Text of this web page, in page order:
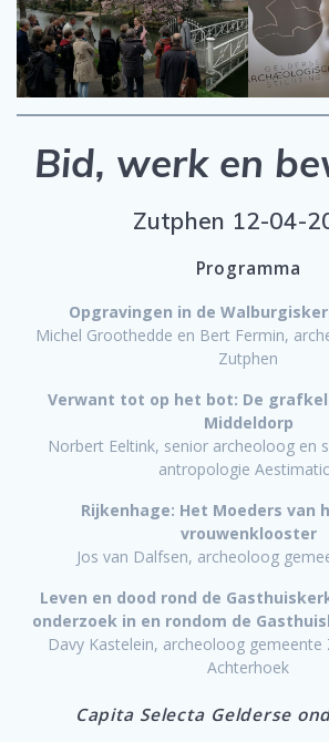
Bid, werk en
Zutphen 12-04-
Programma
Opgravingen in de
Michel Groothedde en Bert Fermin,
Zutphen
Verwant tot op het bot: De
Middeldorp
Norbert Eeltink, senior archeoloog en
antropologie
Rijkenhage: Het Moeders van
vrouwenklooster
Jos van Dalfsen, archeoloog
Leven en dood rond de
onderzoek in en rondom de
Davy Kastelein, archeoloog gemeente
Achterhoek
Capita Selecta Gelderse